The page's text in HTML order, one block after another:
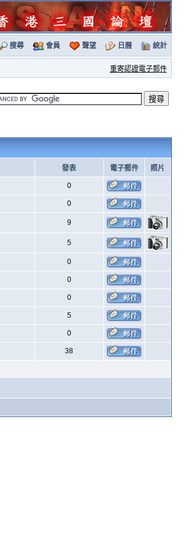
搜尋 會員 聲望 日曆 統計
重寄認證電子郵件
發表 電子郵件 照片
0
0
9
5
0
0
0
5
0
38